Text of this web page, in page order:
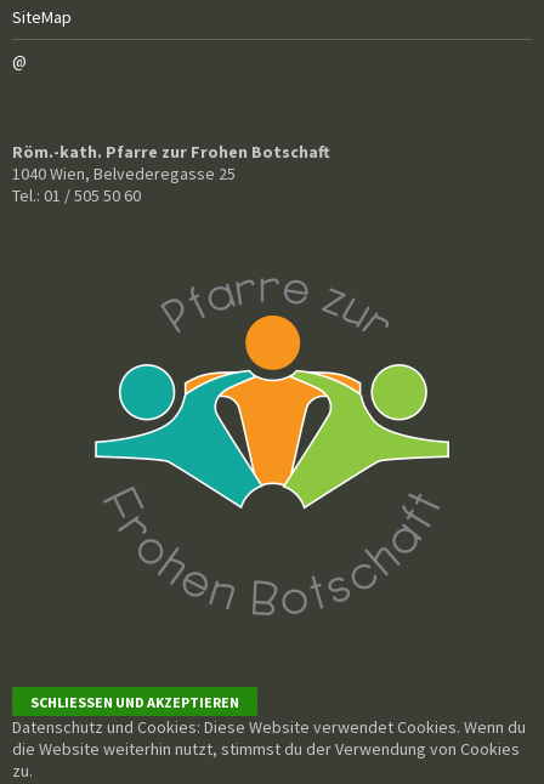
SiteMap
@
Röm.-kath. Pfarre zur Frohen Botschaft
1040 Wien, Belvederegasse 25
Tel.: 01 / 505 50 60
Datenschutz und Cookies: Diese Website verwendet Cookies. Wenn du
die Website weiterhin nutzt, stimmst du der Verwendung von Cookies
zu.